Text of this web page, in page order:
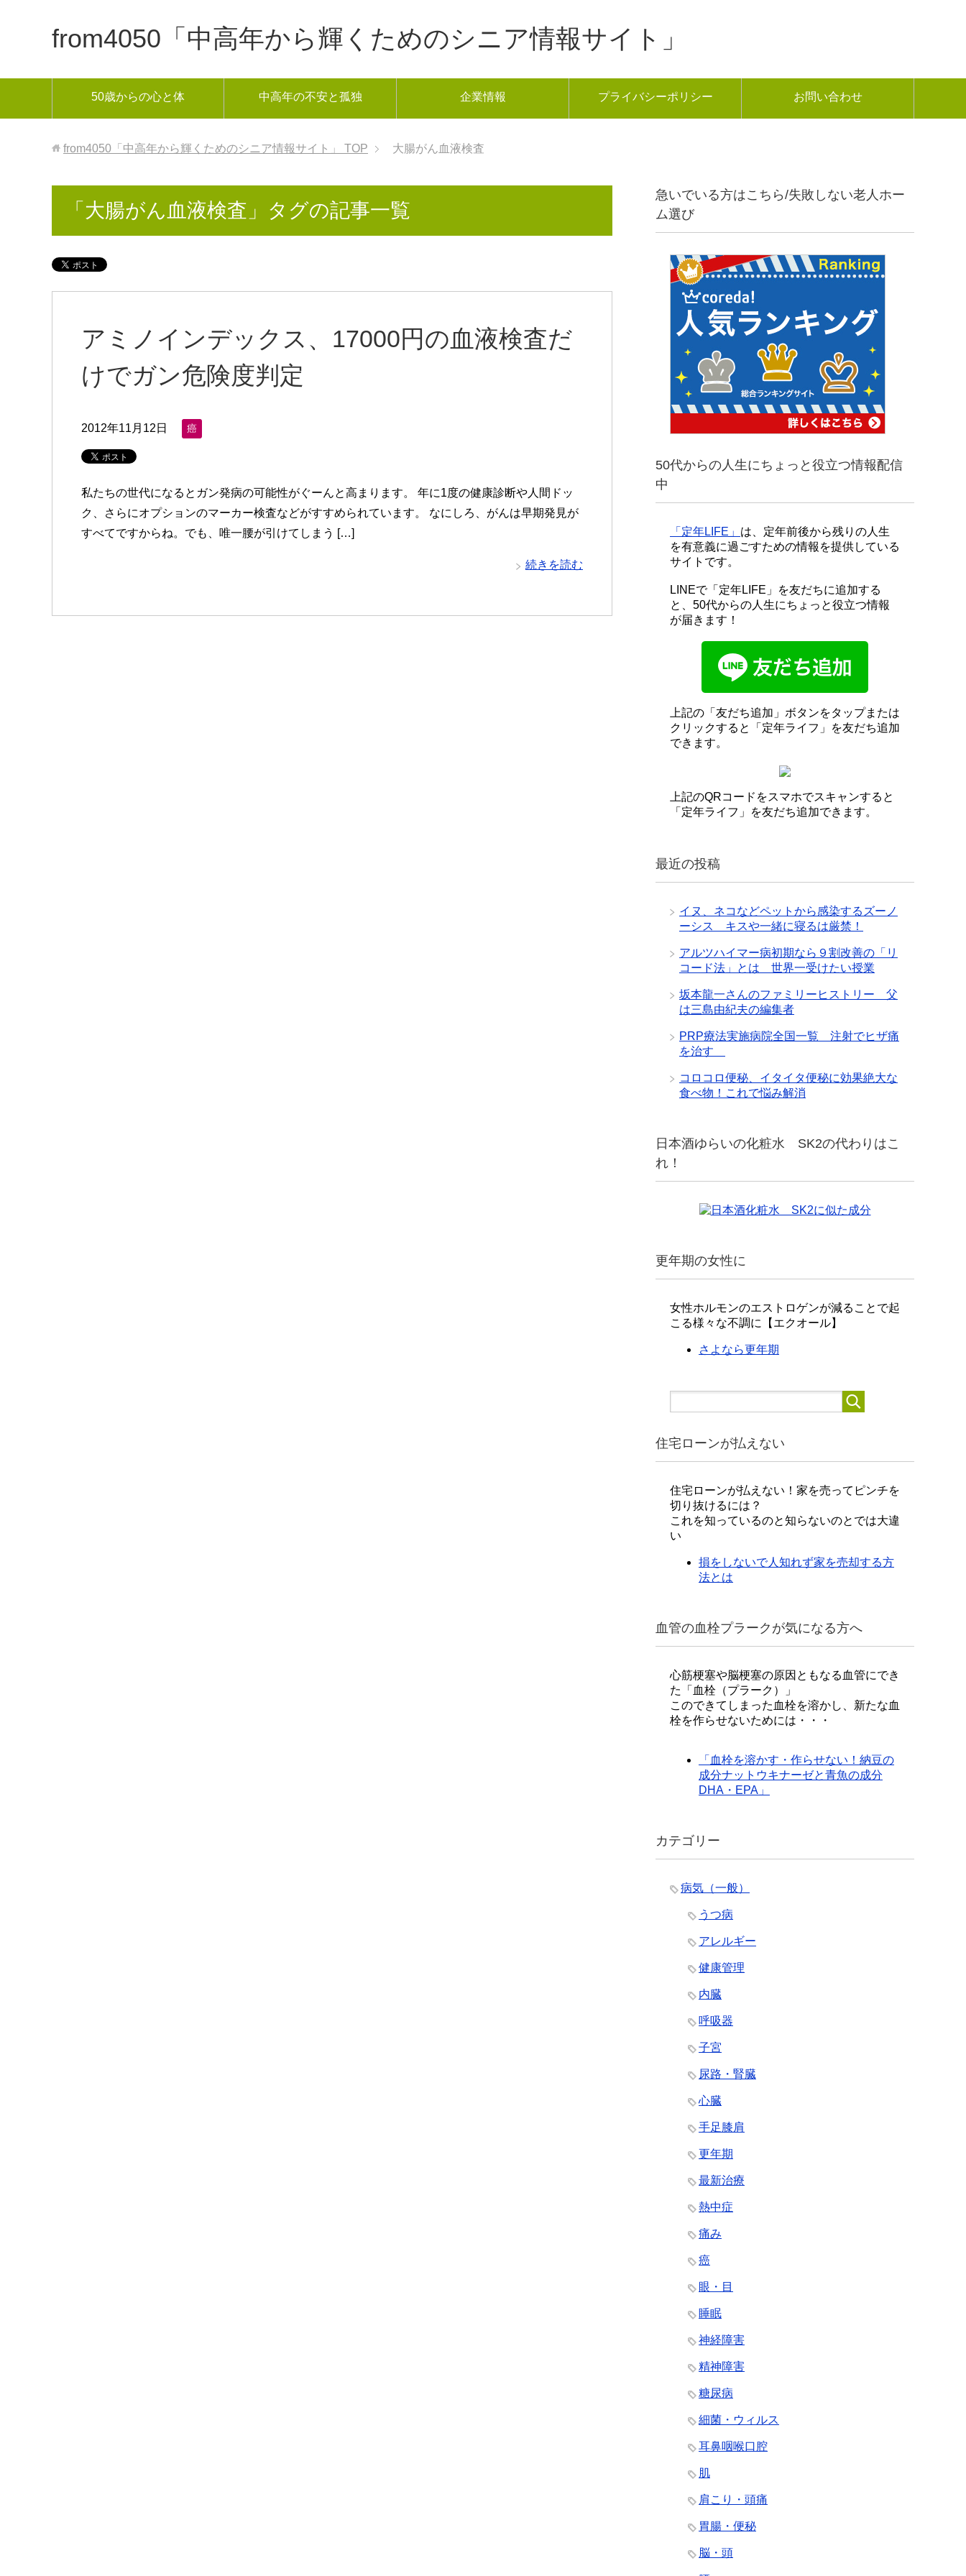
from4050「中高年から輝くためのシニア情報サイト」
50歳からの心と体 中高年の不安と孤独 企業情報 プライバシーポリシー お問い合わせ
from4050「中高年から輝くためのシニア情報サイト」 TOP 大腸がん血液検査
「大腸がん血液検査」タグの記事一覧
アミノインデックス、17000円の血液検査だ
けでガン危険度判定
2012年11月12日 癌
私たちの世代になるとガン発病の可能性がぐーんと高まります。 年に1度の健康診断や人間ドッ
ク、さらにオプションのマーカー検査などがすすめられています。 なにしろ、がんは早期発見が
すべてですからね。でも、唯一腰が引けてしまう […]
続きを読む
急いでいる方はこちら/失敗しない老人ホー
ム選び
50代からの人生にちょっと役立つ情報配信
中
「定年LIFE」 は、定年前後から残りの人生
を有意義に過ごすための情報を提供している
サイトです。
LINEで「定年LIFE」を友だちに追加する
と、50代からの人生にちょっと役立つ情報
が届きます！
上記の「友だち追加」ボタンをタップまたは
クリックすると「定年ライフ」を友だち追加
できます。
上記のQRコードをスマホでスキャンすると
「定年ライフ」を友だち追加できます。
最近の投稿
イヌ、ネコなどペットから感染するズーノ
ーシス キスや一緒に寝るは厳禁！
アルツハイマー病初期なら９割改善の「リ
コード法」とは 世界一受けたい授業
坂本龍一さんのファミリーヒストリー 父
は三島由紀夫の編集者
PRP療法実施病院全国一覧 注射でヒザ痛
を治す
コロコロ便秘、イタイタ便秘に効果絶大な
食べ物！これで悩み解消
日本酒ゆらいの化粧水 SK2の代わりはこ
れ！
更年期の女性に
女性ホルモンのエストロゲンが減ることで起
こる様々な不調に【エクオール】
さよなら更年期
住宅ローンが払えない
住宅ローンが払えない！家を売ってピンチを
切り抜けるには？
これを知っているのと知らないのとでは大違
い
損をしないで人知れず家を売却する方
法とは
血管の血栓プラークが気になる方へ
心筋梗塞や脳梗塞の原因ともなる血管にでき
た「血栓（プラーク）」
このできてしまった血栓を溶かし、新たな血
栓を作らせないためには・・・
「血栓を溶かす・作らせない！納豆の
成分ナットウキナーゼと青魚の成分
DHA・EPA」
カテゴリー
病気（一般）
うつ病
アレルギー
健康管理
内臓
呼吸器
子宮
尿路・腎臓
心臓
手足膝肩
更年期
最新治療
熱中症
痛み
癌
眼・目
睡眠
神経障害
精神障害
糖尿病
細菌・ウィルス
耳鼻咽喉口腔
肌
肩こり・頭痛
胃腸・便秘
脳・頭